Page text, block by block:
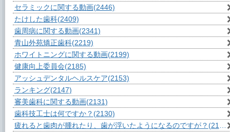
セラミックに関する動画(2446)
たけした歯科(2409)
歯周病に関する動画(2341)
青山外苑矯正歯科(2219)
ホワイトニングに関する動画(2199)
健康向上委員会(2185)
アッシュデンタルヘルスケア(2153)
ランキング(2147)
審美歯科に関する動画(2131)
歯科技工士は何ですか？ (2130)
疲れると歯肉が腫れたり、歯が浮いたようになるのですが？ (2108)